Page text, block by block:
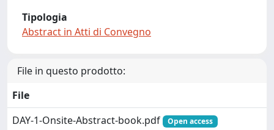
Tipologia
Abstract in Atti di Convegno
File in questo prodotto:
File
DAY-1-Onsite-Abstract-book.pdf
Open access